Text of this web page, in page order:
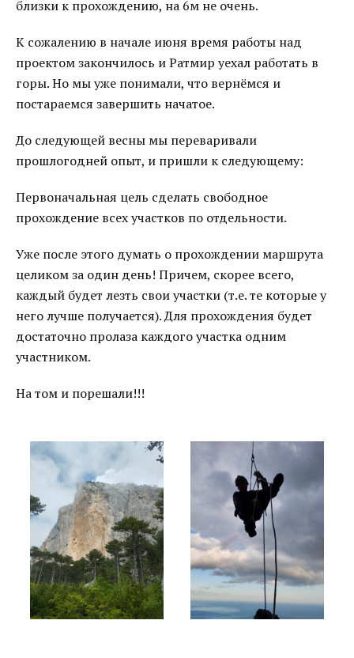
близки к прохождению, на 6м не очень.
К сожалению в начале июня время работы над
проектом закончилось и Ратмир уехал работать в
горы. Но мы уже понимали, что вернёмся и
постараемся завершить начатое.
До следующей весны мы переваривали
прошлогодней опыт, и пришли к следующему:
Первоначальная цель сделать свободное
прохождение всех участков по отдельности.
Уже после этого думать о прохождении маршрута
целиком за один день! Причем, скорее всего,
каждый будет лезть свои участки (т.е. те которые у
него лучше получается). Для прохождения будет
достаточно пролаза каждого участка одним
участником.
На том и порешали!!!